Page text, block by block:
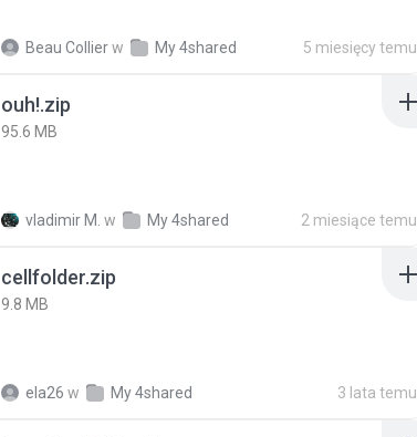
Beau Collierw My 4shared 5 miesięcy temu
ouh!.zip
95.6 MB
vladimir M. w My 4shared 2 miesiące temu
cellfolder.zip
9.8 MB
ela26 w My 4shared 3 lata temu